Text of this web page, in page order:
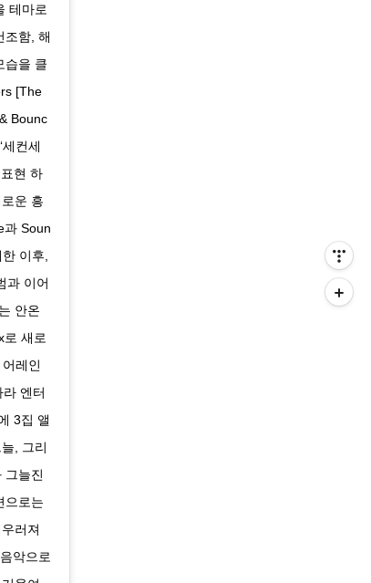
테마로
조함, 해
습을 클
[The
Bounc
컨세
현 하
운 흥
과 Soun
이후,
과 이어
안온
새로
레인
엔터
3집 앨
, 그리
그늘진
으로는
러져
악으로